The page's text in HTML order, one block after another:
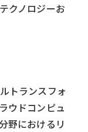
クノロジーお
トランスフォ
ウドコンピュ
野におけるリ